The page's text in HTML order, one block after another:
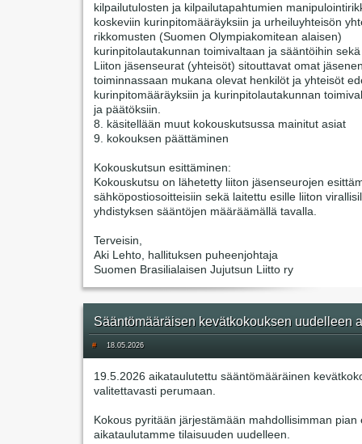
kilpailutulosten ja kilpailutapahtumien
koskeviin kurinpitomääräyksiin ja urheiluyhteisön
rikkomusten (Suomen Olympiakomitean alaisen)
kurinpitolautakunnan toimivaltaan ja sääntöihin
Liiton jäsenseurat (yhteisöt) sitouttavat omat
toiminnassaan mukana olevat henkilöt ja yhteisöt
kurinpitomääräyksiin ja kurinpitolautakunnan
ja päätöksiin.
8. käsitellään muut kokouskutsussa mainitut asiat
9. kokouksen päättäminen
Kokouskutsun esittäminen:
Kokouskutsu on lähetetty liiton jäsenseurojen
sähköpostiosoitteisiin sekä laitettu esille liiton
yhdistyksen sääntöjen määräämällä tavalla.
Terveisin,
Aki Lehto, hallituksen puheenjohtaja
Suomen Brasilialaisen Jujutsun Liitto ry
Sääntömääräisen kevätkokouksen uudelleen
# 18.05.2026
19.5.2026 aikataulutettu sääntömääräinen
valitettavasti perumaan.
Kokous pyritään järjestämään mahdollisimman pian
aikataulutamme tilaisuuden uudelleen.